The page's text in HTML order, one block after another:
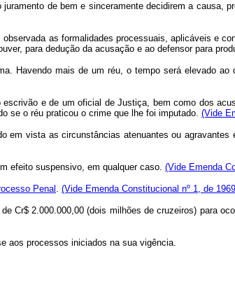
de bem e sinceramente decidirem a causa,
as formalidades processuais, aplicáveis e
para dedução da acusação e ao defensor para
Havendo mais de um réu, o tempo será elevado
e de um oficial de Justiça, bem como dos
se o réu praticou o crime que lhe foi imputado. (Vide
vista as circunstâncias atenuantes ou agravantes
efeito suspensivo, em qualquer caso. (Vide Emenda
Penal. (Vide Emenda Constitucional nº 1, de
Cr$ 2.000.000,00 (dois milhões de cruzeiros) para
aos processos iniciados na sua vigência.